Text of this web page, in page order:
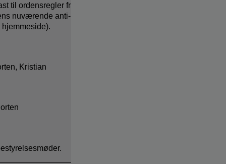
til ordensregler fra
nuværende anti-
Kristian